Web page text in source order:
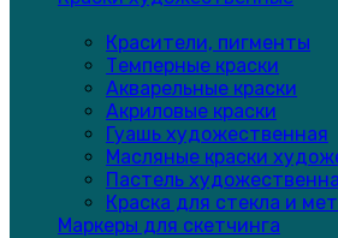
Красители, пигменты
Темперные краски
Акварельные краски
Акриловые краски
Гуашь художественная
Масляные краски
Пастель
Краска для стекла и
Маркеры для скетчинга